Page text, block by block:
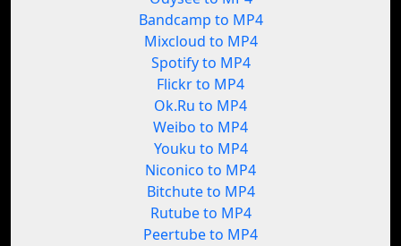
Bandcamp to MP4
Mixcloud to MP4
Spotify to MP4
Flickr to MP4
Ok.Ru to MP4
Weibo to MP4
Youku to MP4
Niconico to MP4
Bitchute to MP4
Rutube to MP4
Peertube to MP4